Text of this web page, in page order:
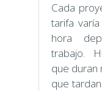
Cada
tarifa
hora
trabajo.
que duran
que